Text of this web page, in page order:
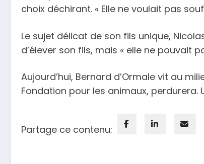
choix déchirant. « Elle ne voulait pas
Le sujet délicat de son fils unique,
d’élever son fils, mais « elle ne pouvait
Aujourd’hui, Bernard d’Ormale vit au
Fondation pour les animaux,
Partage ce contenu: